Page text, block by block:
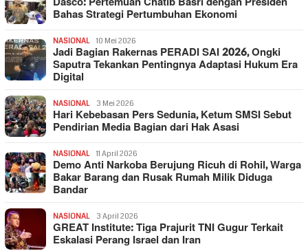
Bahas Strategi Pertumbuhan Ekonomi
NASIONAL 10 Mei 2026
Jadi Bagian Rakernas PERADI SAI 2026, Ongki
Saputra Tekankan Pentingnya Adaptasi Hukum Era
Digital
NASIONAL 3 Mei 2026
Hari Kebebasan Pers Sedunia, Ketum SMSI Sebut
Pendirian Media Bagian dari Hak Asasi
NASIONAL 11 April 2026
Demo Anti Narkoba Berujung Ricuh di Rohil, Warga
Bakar Barang dan Rusak Rumah Milik Diduga
Bandar
NASIONAL 3 April 2026
GREAT Institute: Tiga Prajurit TNI Gugur Terkait
Eskalasi Perang Israel dan Iran